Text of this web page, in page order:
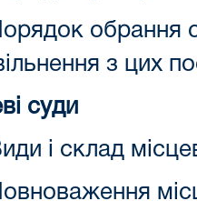
обрання
з цих
суди
і склад